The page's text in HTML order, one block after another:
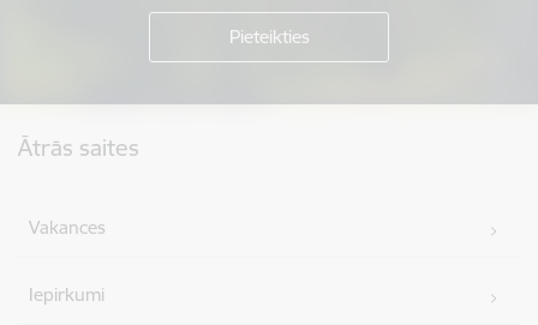
Ātrās saites
Vakances
Iepirkumi